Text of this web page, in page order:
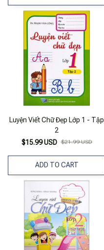
Luyện Viết Chữ Đẹp Lớp 1 - Tập
2
$15.99 USD $21.99 USD
ADD TO CART